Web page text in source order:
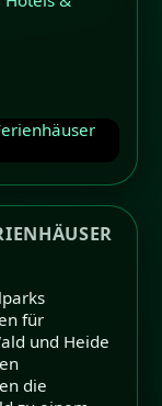
für
und Heide
die